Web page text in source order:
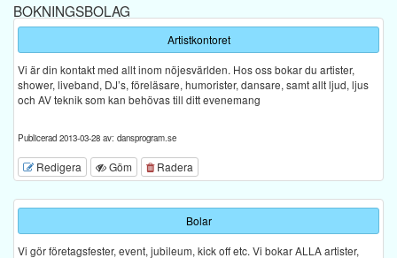
BOKNINGSBOLAG
Artistkontoret
Vi är din kontakt med allt inom nöjesvärlden. Hos oss bokar du artister,
shower, liveband, DJ’s, föreläsare, humorister, dansare, samt allt ljud, ljus
och AV teknik som kan behövas till ditt evenemang
Publicerad 2013-03-28 av: dansprogram.se
Redigera Göm Radera
Bolar
Vi gör företagsfester, event, jubileum, kick off etc. Vi bokar ALLA artister,